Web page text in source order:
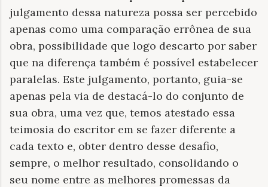
julgamento dessa natureza possa ser percebido
apenas como uma comparação errônea de sua
obra, possibilidade que logo descarto por saber
que na diferença também é possível estabelecer
paralelas. Este julgamento, portanto, guia-se
apenas pela via de destacá-lo do conjunto de
sua obra, uma vez que, temos atestado essa
teimosia do escritor em se fazer diferente a
cada texto e, obter dentro desse desafio,
sempre, o melhor resultado, consolidando o
seu nome entre as melhores promessas da